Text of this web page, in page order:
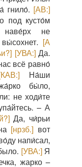
гнило́. [АВ:]
под кусто́м
не
[А
[УВА:]Да.
всё равно́
На́ши
бы́ло,
не ходи́те
– А
Да, чи́рьи
[нрзб.] вот
напи́сал,
[УВА:]Я
жарко –